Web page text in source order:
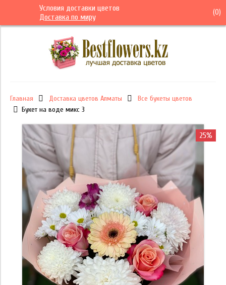
Условия доставки цветов
Доставка по миру
(0)
Главная Доставка цветов Алматы
Все букеты цветов
Букет на воде микс 3
25%